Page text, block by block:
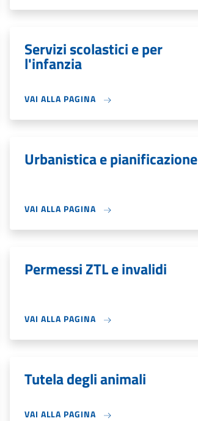
Servizi scolastici e per
l'infanzia
VAI ALLA PAGINA
Urbanistica e pianificazione
VAI ALLA PAGINA
Permessi ZTL e invalidi
VAI ALLA PAGINA
Tutela degli animali
VAI ALLA PAGINA